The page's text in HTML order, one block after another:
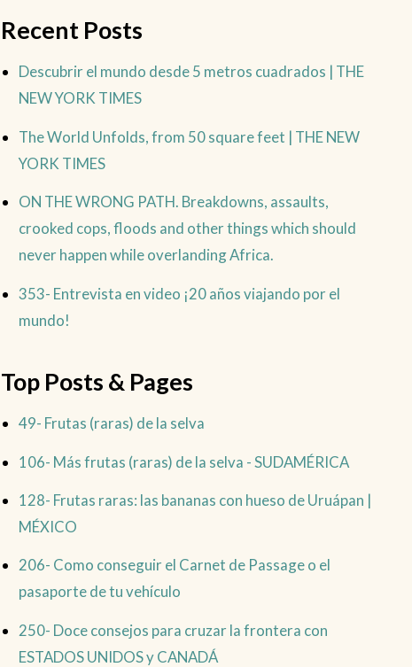
Recent Posts
Descubrir el mundo desde 5 metros cuadrados | THE
NEW YORK TIMES
The World Unfolds, from 50 square feet | THE NEW
YORK TIMES
ON THE WRONG PATH. Breakdowns, assaults,
crooked cops, floods and other things which should
never happen while overlanding Africa.
353- Entrevista en video ¡20 años viajando por el
mundo!
Top Posts & Pages
49- Frutas (raras) de la selva
106- Más frutas (raras) de la selva - SUDAMÉRICA
128- Frutas raras: las bananas con hueso de Uruápan |
MÉXICO
206- Como conseguir el Carnet de Passage o el
pasaporte de tu vehículo
250- Doce consejos para cruzar la frontera con
ESTADOS UNIDOS y CANADÁ